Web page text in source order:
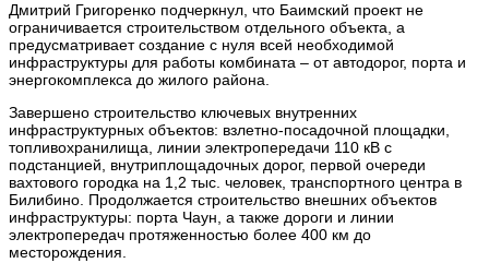
Дмитрий Григоренко подчеркнул, что Баимский проект не
ограничивается строительством отдельного объекта, а
предусматривает создание с нуля всей необходимой
инфраструктуры для работы комбината – от автодорог, порта и
энергокомплекса до жилого района.
Завершено строительство ключевых внутренних
инфраструктурных объектов: взлетно-посадочной площадки,
топливохранилища, линии электропередачи 110 кВ с
подстанцией, внутриплощадочных дорог, первой очереди
вахтового городка на 1,2 тыс. человек, транспортного центра в
Билибино. Продолжается строительство внешних объектов
инфраструктуры: порта Чаун, а также дороги и линии
электропередач протяженностью более 400 км до
месторождения.